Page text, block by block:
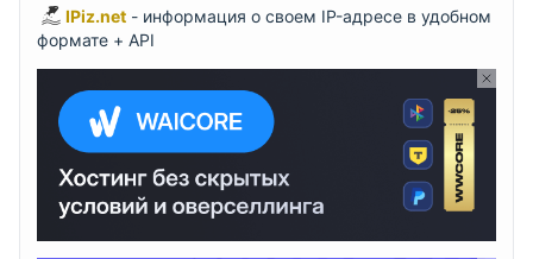
IPiz.net - информация о своем IP-адресе в удобном
формате + API